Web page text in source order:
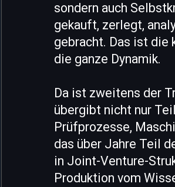
sondern auch
gekauft, zerlegt,
gebracht. Das ist die
die ganze Dynamik.
Da ist zweitens der
übergibt nicht nur
Prüfprozesse,
das über Jahre Teil
in Joint-Venture-
Produktion vom